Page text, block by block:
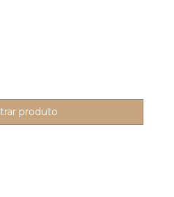
produto